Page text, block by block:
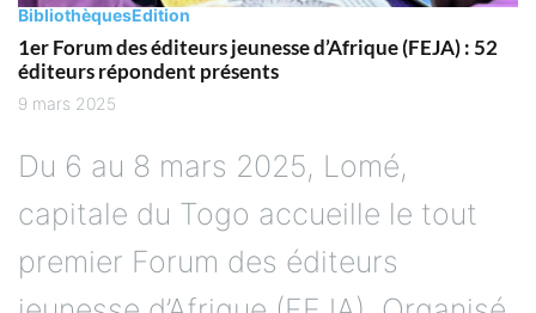
BibliothèquesEdition
1er Forum des éditeurs jeunesse d’Afrique (FEJA) : 52
éditeurs répondent présents
9 mars 2025
Du 6 au 8 mars 2025, Lomé,
capitale du Togo accueille le tout
premier Forum des éditeurs